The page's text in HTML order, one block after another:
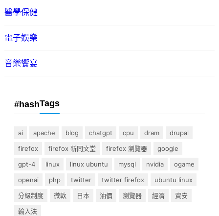
醫學保健
電子娛樂
音樂饗宴
#hashTags
ai apache blog chatgpt cpu dram
drupal
firefox
firefox 新同文堂 firefox 瀏覽器
google
gpt-4
linux linux ubuntu mysql nvidia
ogame
openai
php twitter twitter firefox
ubuntu linux
分級制度
微軟 日本 油價 瀏覽器 經濟
資安
輸入法